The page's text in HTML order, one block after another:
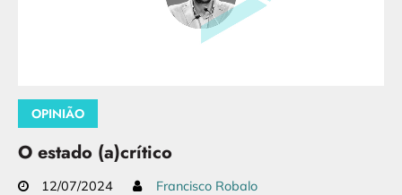
OPINIÃO
O estado (a)crítico
12/07/2024
Francisco Robalo